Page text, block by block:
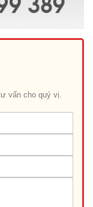
vấn cho quý vị.